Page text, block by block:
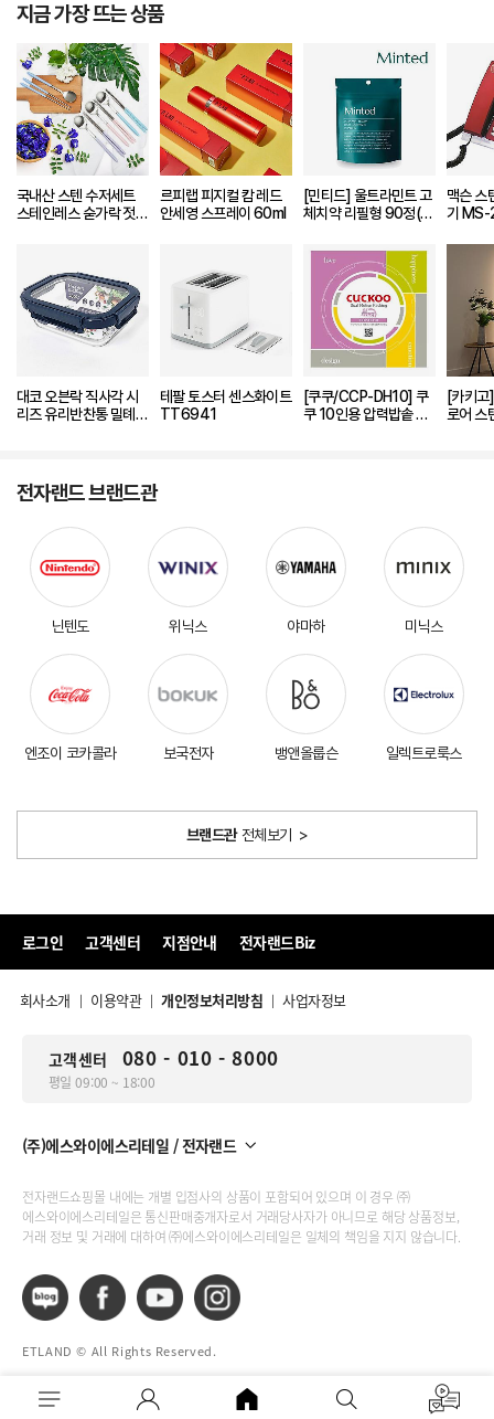
지금 가장 뜨는 상품
국내산 스텐 수저세트
스테인레스 숟가락 젓가
대코 오븐락 직사각 시
리즈 유리반찬통 밀톄용
르피랩 피지컬 캄 레드
안세영 스프레이 60ml
테팔 토스터 센스화이트
TT6941
[민티드] 울트라민트 고
체치약 리필형 90정(1.
[쿠쿠/CCP-DH10] 쿠
쿠 10인용 압력밥솥 분
맥슨 스
기
[카키고
로어 스
전자랜드 브랜드관
닌텐도 위닉스 야마하 미닉스
엔조이 코카콜라 보국전자 뱅앤올룹슨 일렉트로룩스
브랜드관 전체보기 >
로그인 고객센터 지점안내 전자랜드Biz
회사소개 | 이용약관 | 개인정보처리방침 | 사업자정보
고객센터 080 - 010 - 8000
평일 09:00 ~ 18:00
(주)에스와이에스리테일 / 전자랜드
전자랜드쇼핑몰 내에는 개별 입점사의 상품이 포함되어 있으며 이 경우 ㈜
에스와이에스리테일은 통신판매중개자로서 거래당사자가 아니므로 해당 상품정보,
거래 정보 및 거래에 대하여 ㈜에스와이에스리테일은 일체의 책임을 지지 않습니다.
ETLAND © All Rights Reserved.